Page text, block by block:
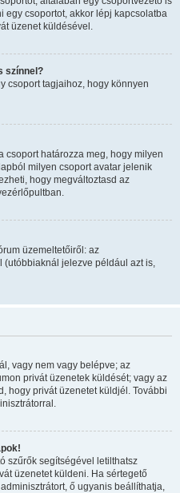
egy csoportot, akkor lépj kapcsolatba
üzenet küldésével.
színnel?
csoport tagjaihoz, hogy könnyen
csoport határozza meg, hogy milyen
milyen csoport avatar jelenik
hogy megváltoztasd az
üzemeltetőiről: az
(utóbbiaknál jelezve például azt is,
vagy nem vagy belépve; az
privát üzenetek küldését; vagy az
hogy privát üzenetet küldjél. További
szűrők segítségével letilthatsz
üzenetet küldeni. Ha sértegető
ő ugyanis beállíthatja,